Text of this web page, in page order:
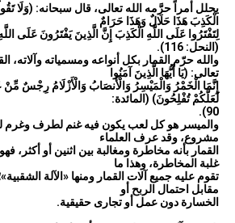
يحلل أمراً حرَّمه الله تعالى، قال سبحانه: (وَلَا
الْكَذِبَ هَذَا حَلَالٌ وَهَذَا حَرَامٌ
لِتَفْتَرُوا عَلَى اللَّهِ الْكَذِبَ إِنَّ الَّذِينَ يَفْتَرُونَ عَلَى
(النحل: 116).
والله حرّم القمار بكل أنواعه ومسمياته وآلاته،
تعالى: (يَا أَيُّهَا الَّذِينَ آمَنُوا
إِنَّمَا الْخَمْرُ وَالْمَيْسِرُ وَالْأَنصَابُ وَالْأَزْلَامُ رِجْسٌ
لَعَلَّكُمْ تُفْلِحُونَ) (المائدة:
90).
والميسر هو كل لعب يكون فيه غنم لطرف
مشروع، وقد عرف العلماء
القمار بأنه مخاطرة ومغالبة بين اثنين أو أكثر،
غلبة المخاطرة، وهذا ما
تقوم عليه جميع آلات القمار ومنها «الآلة
مقابل احتمال الربح أو
الخسارة دون عمل أو تجارى حقيقية.